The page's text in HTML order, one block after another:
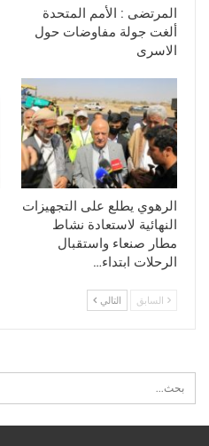
المرتضى : الأمم المتحدة
ألغت جولة مفاوضات حول
الاسرى
الرهوي يطلع على التجهيزات
النهائية لاستعادة نشاط
مطار صنعاء واستقبال
الرحلات ابتداء…
السابق التالي